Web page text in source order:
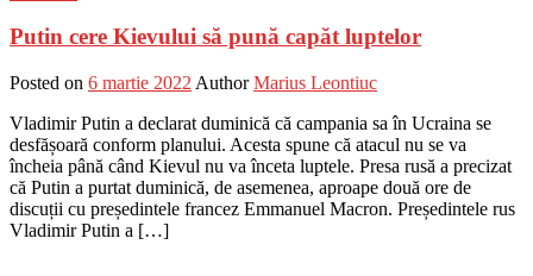
Putin cere Kievului să pună capăt luptelor
Posted on 6 martie 2022 Author Marius Leontiuc
Vladimir Putin a declarat duminică că campania sa în Ucraina se
desfășoară conform planului. Acesta spune că atacul nu se va
încheia până când Kievul nu va înceta luptele. Presa rusă a precizat
că Putin a purtat duminică, de asemenea, aproape două ore de
discuții cu președintele francez Emmanuel Macron. Președintele rus
Vladimir Putin a […]